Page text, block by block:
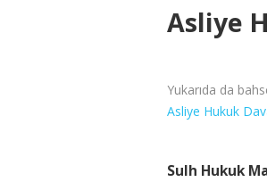
Asliye
Yukarıda da
Asliye Hukuk
Sulh Hukuk